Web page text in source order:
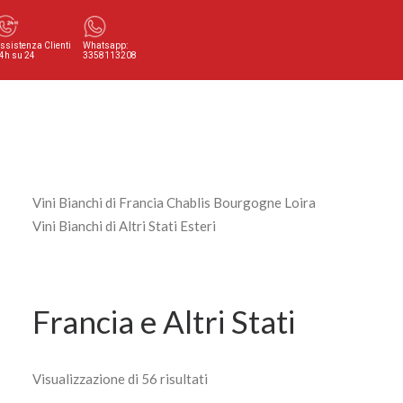
Whatsapp:
3358113208
Clienti
su 24
Vini Bianchi di Francia Chablis Bourgogne Loira
Vini Bianchi di Altri Stati Esteri
Francia e Altri Stati
Visualizzazione di 56 risultati